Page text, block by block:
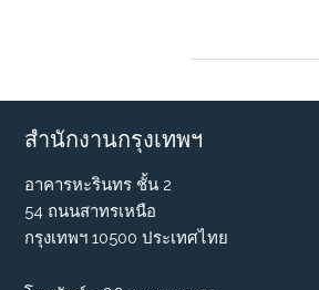
โลก
แบรนด์
ข้าม!
สำนักงานกรุงเทพฯ
อาคารหะรินทร ชั้น 2
54 ถนนสาทรเหนือ
กรุงเทพฯ 10500 ประเทศไทย